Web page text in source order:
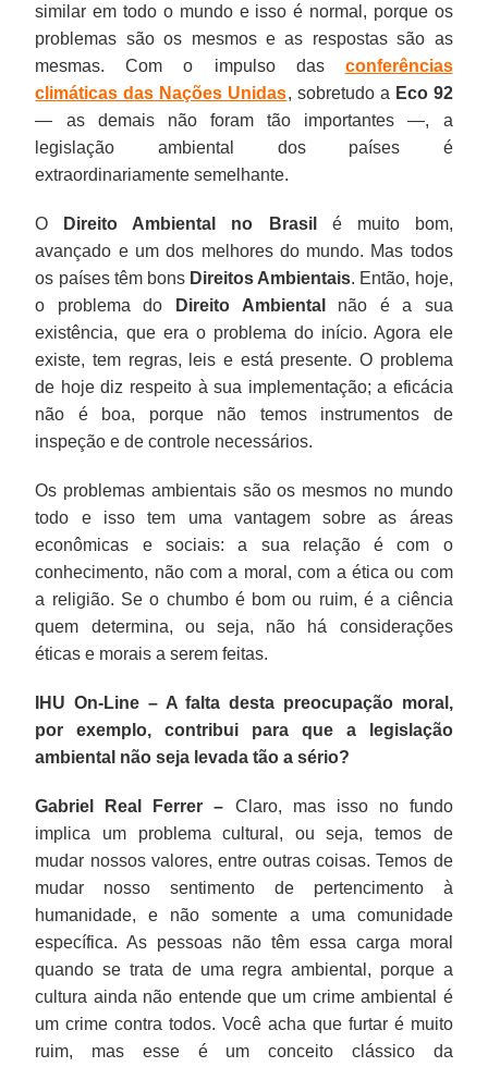
similar em todo o mundo e isso é normal, porque os
problemas são os mesmos e as respostas são as
mesmas. Com o impulso das conferências
climáticas das Nações Unidas, sobretudo a Eco 92
— as demais não foram tão importantes —, a
legislação ambiental dos países é
extraordinariamente semelhante.
O Direito Ambiental no Brasil
é muito bom,
avançado e um dos melhores do mundo. Mas todos
os países têm bons Direitos Ambientais. Então, hoje,
o problema do
Direito Ambiental
não é a sua
existência, que era o problema do início. Agora ele
existe, tem regras, leis e está presente. O problema
de hoje diz respeito à sua implementação; a eficácia
não é boa, porque não temos instrumentos de
inspeção e de controle necessários.
Os problemas ambientais são os mesmos no mundo
todo e isso tem uma vantagem sobre as áreas
econômicas e sociais: a sua relação é com o
conhecimento, não com a moral, com a ética ou com
a religião. Se o chumbo é bom ou ruim, é a ciência
quem determina, ou seja, não há considerações
éticas e morais a serem feitas.
IHU On-Line – A falta desta preocupação moral,
por exemplo, contribui para que a legislação
ambiental não seja levada tão a sério?
Gabriel Real Ferrer – Claro, mas isso no fundo
implica um problema cultural, ou seja, temos de
mudar nossos valores, entre outras coisas. Temos de
mudar nosso sentimento de pertencimento à
humanidade, e não somente a uma comunidade
específica. As pessoas não têm essa carga moral
quando se trata de uma regra ambiental, porque a
cultura ainda não entende que um crime ambiental é
um crime contra todos. Você acha que furtar é muito
ruim, mas esse é um conceito clássico da